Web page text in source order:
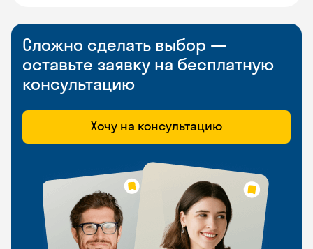
Сложно сделать выбор —
оставьте заявку на бесплатную
консультацию
Хочу на консультацию